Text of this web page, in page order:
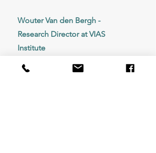
Wouter Van den Bergh -
Research Director at VIAS
Institute